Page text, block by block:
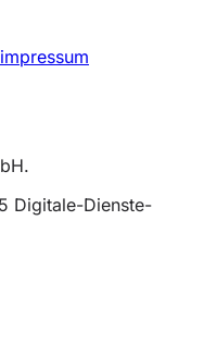
Digitale-Dienste-